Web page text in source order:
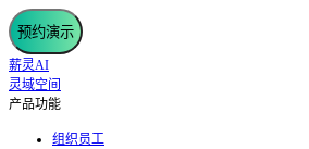
预约演示
薪灵AI
灵域空间
产品功能
组织员工